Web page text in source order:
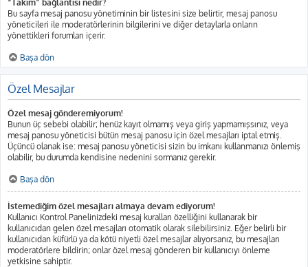
“Takım” bağlantısı nedir?
Bu sayfa mesaj panosu yönetiminin bir listesini size belirtir, mesaj panosu
yöneticileri ile moderatörlerinin bilgilerini ve diğer detaylarla onların
yönettikleri forumları içerir.
Başa dön
Özel Mesajlar
Özel mesaj gönderemiyorum!
Bunun üç sebebi olabilir; henüz kayıt olmamış veya giriş yapmamışsınız, veya
mesaj panosu yöneticisi bütün mesaj panosu için özel mesajları iptal etmiş.
Üçüncü olanak ise: mesaj panosu yöneticisi sizin bu imkanı kullanmanızı önlemiş
olabilir, bu durumda kendisine nedenini sormanız gerekir.
Başa dön
İstemediğim özel mesajları almaya devam ediyorum!
Kullanıcı Kontrol Panelinizdeki mesaj kuralları özelliğini kullanarak bir
kullanıcıdan gelen özel mesajları otomatik olarak silebilirsiniz. Eğer belirli bir
kullanıcıdan küfürlü ya da kötü niyetli özel mesajlar alıyorsanız, bu mesajları
moderatörlere bildirin; onlar özel mesaj gönderen bir kullanıcıyı önleme
yetkisine sahiptir.